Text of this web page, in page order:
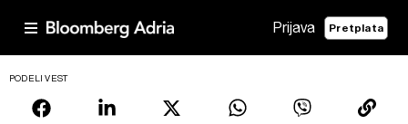
Prijava Pretplata
PODELI VEST